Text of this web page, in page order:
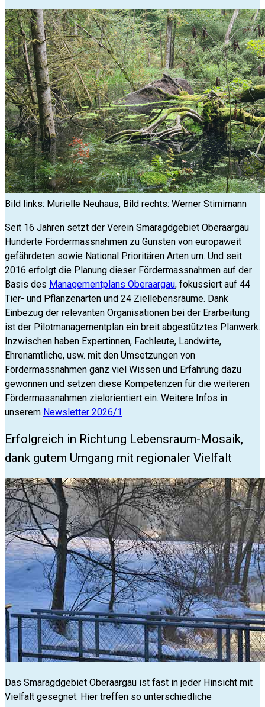
Bild links: Murielle Neuhaus, Bild rechts: Werner Stirnimann
Seit 16 Jahren setzt der Verein Smaragdgebiet Oberaargau
Hunderte Fördermassnahmen zu Gunsten von europaweit
gefährdeten sowie National Prioritären Arten um. Und seit
2016 erfolgt die Planung dieser Fördermassnahmen auf der
Basis des Managementplans Oberaargau, fokussiert auf 44
Tier- und Pflanzenarten und 24 Ziellebensräume. Dank
Einbezug der relevanten Organisationen bei der Erarbeitung
ist der Pilotmanagementplan ein breit abgestütztes Planwerk.
Inzwischen haben Expertinnen, Fachleute, Landwirte,
Ehrenamtliche, usw. mit den Umsetzungen von
Fördermassnahmen ganz viel Wissen und Erfahrung dazu
gewonnen und setzen diese Kompetenzen für die weiteren
Fördermassnahmen zielorientiert ein. Weitere Infos in
unserem Newsletter 2026/1
Erfolgreich in Richtung Lebensraum-Mosaik,
dank gutem Umgang mit regionaler Vielfalt
Das Smaragdgebiet Oberaargau ist fast in jeder Hinsicht mit
Vielfalt gesegnet. Hier treffen so unterschiedliche